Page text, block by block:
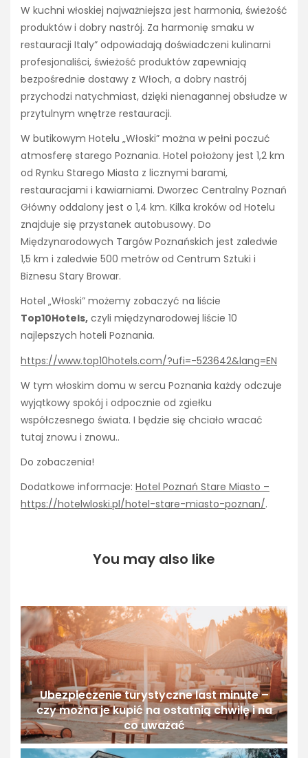
W kuchni włoskiej najważniejsza jest harmonia, świeżość
produktów i dobry nastrój. Za harmonię smaku w
restauracji Italy” odpowiadają doświadczeni kulinarni
profesjonaliści, świeżość produktów zapewniają
bezpośrednie dostawy z Włoch, a dobry nastrój
przychodzi natychmiast, dzięki nienagannej obsłudze w
przytulnym wnętrze restauracji.
W butikowym Hotelu „Włoski” można w pełni poczuć
atmosferę starego Poznania. Hotel położony jest 1,2 km
od Rynku Starego Miasta z licznymi barami,
restauracjami i kawiarniami. Dworzec Centralny Poznań
Główny oddalony jest o 1,4 km. Kilka kroków od Hotelu
znajduje się przystanek autobusowy. Do
Międzynarodowych Targów Poznańskich jest zaledwie
1,5 km i zaledwie 500 metrów od Centrum Sztuki i
Biznesu Stary Browar.
Hotel „Włoski” możemy zobaczyć na liście
Top10Hotels, czyli międzynarodowej liście 10
najlepszych hoteli Poznania.
https://www.top10hotels.com/?ufi=-523642&lang=EN
W tym włoskim domu w sercu Poznania każdy odczuje
wyjątkowy spokój i odpocznie od zgiełku
współczesnego świata. I będzie się chciało wracać
tutaj znowu i znowu..
Do zobaczenia!
Dodatkowe informacje: Hotel Poznań Stare Miasto –
https://hotelwloski.pl/hotel-stare-miasto-poznan/.
You may also like
Ubezpieczenie turystyczne last minute –
czy można je kupić na ostatnią chwilę i na
co uważać